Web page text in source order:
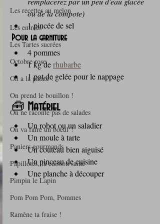
Les recettes au melon
Les entrées
Les Tartes sucrées
Octobre rose
On a la patate !
On prend le bouillon !
On ne raconte pas de salades
On va faire un boeuf !
Paniers gourmands
Papillotes, la cuisson saine
Pimpin le Lapin
Pom Pom Pom, Pommes
Ramène ta fraise !
ou de la compote)
1 pincée de sel
Pour la garniture
4 pommes
1 kg de rhubarbe
1 pot de gelée pour le nappage
🧰 Matériel
Un robot ou un saladier
Un moule à tarte
Un couteau bien aiguisé
Un pinceau de cuisine
Une planche à découper